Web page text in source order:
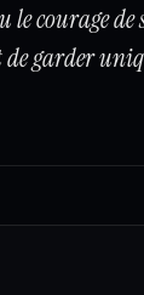
le courage
de garder